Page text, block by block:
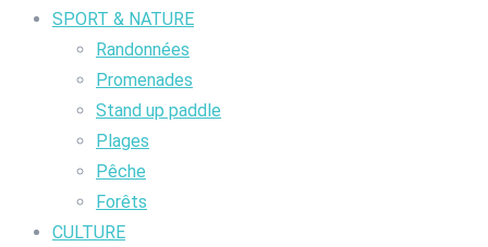
SPORT & NATURE
Randonnées
Promenades
Stand up paddle
Plages
Pêche
Forêts
CULTURE